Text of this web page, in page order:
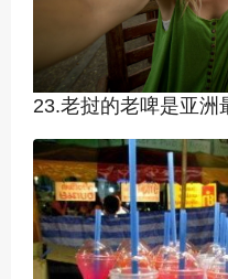
23.老挝的老啤是亚洲